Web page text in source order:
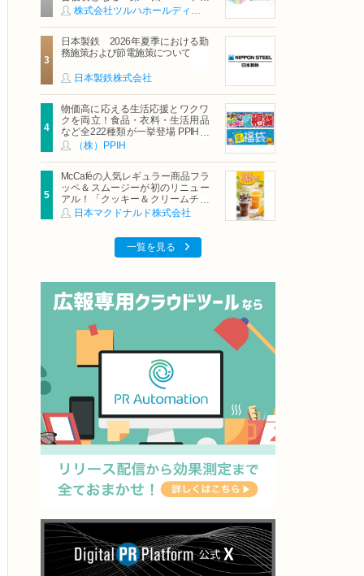
ッグストアショー」に出展
株式会社ツルハホールディングス
日本製鉄 2026年夏季における勤
務施策および節電施策について
日本製鉄株式会社
物価高に応える生活応援とワクワ
クを両立！食品・衣料・生活用品
など全222種類が一挙登場 PPIHグ
ループ「夏福袋」＆セール 8月6日
（株）PPIH
McCaféの人気レギュラー商品フラ
ッペ＆スムージーが初のリニュー
アル！「クッキー＆クリームチョ
コフラッペ」「マンゴースムージ
日本マクドナルド株式会社
一覧を見る